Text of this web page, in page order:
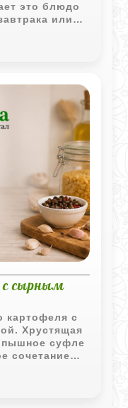
это блюдо
или
с сырным
картофеля с
Хрустящая
пышное суфле
сочетание